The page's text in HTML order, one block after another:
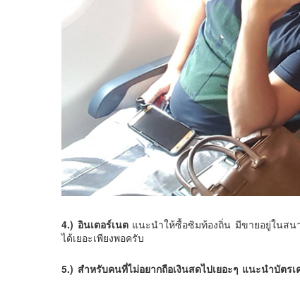
4.) อินเตอร์เนตแนะนำให้ซื้อซิมท้องถิ่น มีขายอยู่ในสน
ได้เยอะเพียงพอครับ
5.) สำหรับคนที่ไม่อยากถือเงินสดไปเยอะๆ แนะนำบัต